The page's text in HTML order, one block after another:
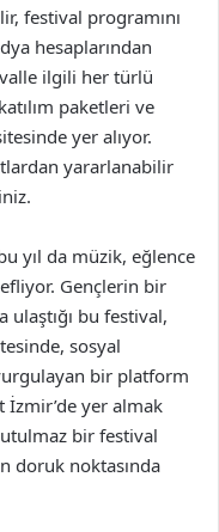
festival programını
hesaplarından
ilgili her türlü
paketleri ve
yer alıyor.
yararlanabilir
yıl da müzik, eğlence
Gençlerin bir
bu festival,
sosyal
bir platform
İzmir’de yer almak
bir festival
doruk noktasında